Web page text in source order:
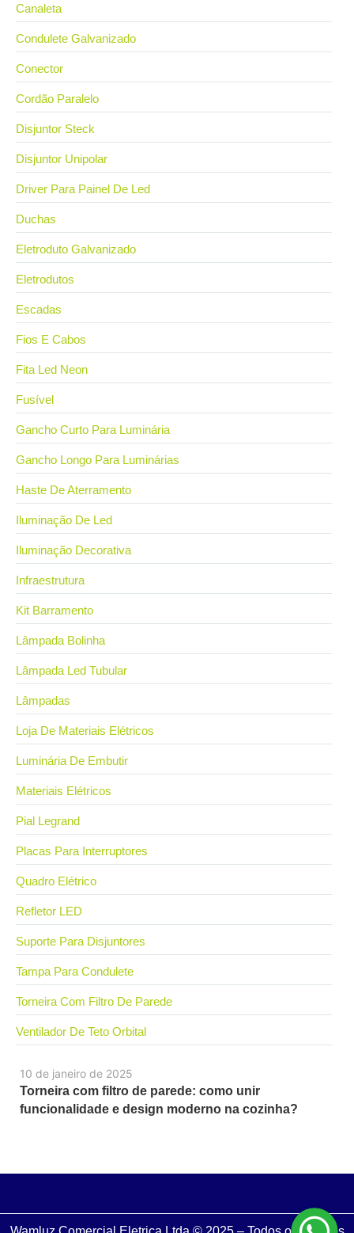
10 de janeiro de 2025
Torneira com filtro de parede: como unir
funcionalidade e design moderno na cozinha?
Canaleta
Condulete Galvanizado
Conector
Cordão Paralelo
Disjuntor Steck
Disjuntor Unipolar
Driver Para Painel De Led
Duchas
Eletroduto Galvanizado
Eletrodutos
Escadas
Fios E Cabos
Fita Led Neon
Fusível
Gancho Curto Para Luminária
Gancho Longo Para Luminárias
Haste De Aterramento
Iluminação De Led
Iluminação Decorativa
Infraestrutura
Kit Barramento
Lâmpada Bolinha
Lâmpada Led Tubular
Lâmpadas
Loja De Materiais Elétricos
Luminária De Embutir
Materiais Elétricos
Pial Legrand
Placas Para Interruptores
Quadro Elétrico
Refletor LED
Suporte Para Disjuntores
Tampa Para Condulete
Torneira Com Filtro De Parede
Ventilador De Teto Orbital